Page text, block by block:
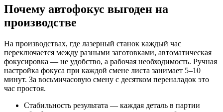
Почему автофокус выгоден на
производстве
На производствах, где лазерный станок каждый час
переключается между разными заготовками, автоматическая
фокусировка — не удобство, а рабочая необходимость. Ручная
настройка фокуса при каждой смене листа занимает 5–10
минут. За восьмичасовую смену с десятком переналадок это
час простоя.
Стабильность результата — каждая деталь в партии